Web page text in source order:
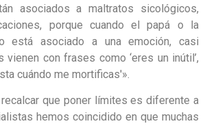
asociados a maltratos sicológicos,
porque cuando el papá o la
está asociado a una emoción, casi
con frases como ‘eres un inútil’,
cuándo me mortificas'».
recalcar que poner límites es diferente a
hemos coincidido en que muchas